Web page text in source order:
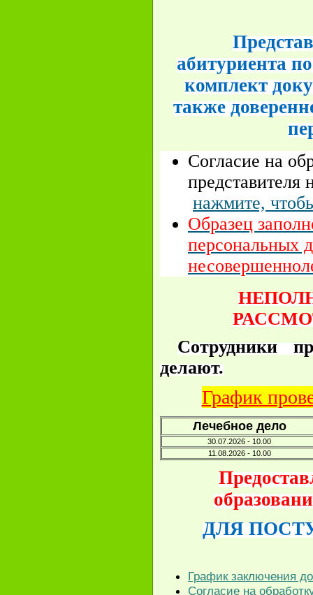
абитуриента
комплект
также
Согласие на
представителя
нажмите,
Образец
персональных
Сотрудники
делают.
График
Лечебное дело
30.07.2026 - 10.00
11.08.2026 - 10.00
ДЛЯ
График заключения
Согласие на